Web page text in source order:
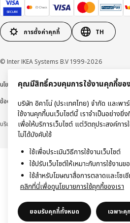
การตั้งค่าคุกกี้ TH
© Inter IKEA Systems B.V 1999-2026
นโยบายการคุ้มครองข้อมูลส่วนบุคคลนโยบายการใช้งาน
ข้อตกลงการซื้อสินค้า
บริษัท อิคาโน่ (ประเทศไทย) จำกัด (ทะเบียนเลขที่
คุณมีสิทธิ์ควบคุมการใช้งานคุกกี้ข
บริษัท อิคาโน่ (ประเทศไทย) จำกัด และพา
ใช้งานคุกกี้บนเว็บไซต์นี้ เราจำเป็นอย่างยิ่
เพื่อให้บริการเว็บไซต์ แต่วัตถุประสงค์กา
ไม่ได้บังคับใช้
ใช้เพื่อประเมินวิธีการใช้งานเว็บไซต์
ใช้ปรับเว็บไซต์ให้เหมาะกับการใช้งานข
ใช้สำหรับโฆษณาสื่อการตลาดและโซเ
คลิกที่นี่เพื่อดูนโยบายการใช้คุกกี้ของเรา
ยอมรับคุกกี้ทั้งหมด เฉพาะคุ